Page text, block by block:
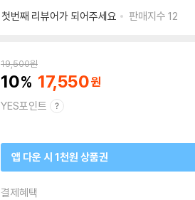
첫번째 리뷰어가 되어주세요
판매지수 12
19,500원
10 17,550
YES포인트
앱 다운 시 1천원 상품권
결제혜택